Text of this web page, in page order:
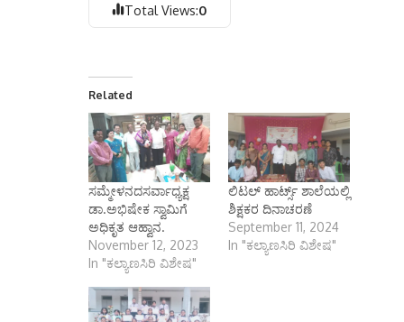
Total Views:0
Related
ಸಮ್ಮೇಳನದಸರ್ವಾಧ್ಯಕ್ಷ
ಡಾ.ಅಭಿಷೇಕ ಸ್ವಾಮಿಗೆ
ಅಧಿಕೃತ ಆಹ್ವಾನ.
November 12, 2023
In "ಕಲ್ಯಾಣಸಿರಿ ವಿಶೇಷ"
ಲಿಟಲ್ ಹಾರ್ಟ್ಸ್ ಶಾಲೆಯಲ್ಲಿ
ಶಿಕ್ಷಕರ ದಿನಾಚರಣೆ
September 11, 2024
In "ಕಲ್ಯಾಣಸಿರಿ ವಿಶೇಷ"